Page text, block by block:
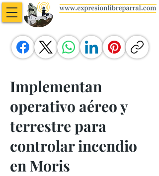
Implementan
operativo aéreo y
terrestre para
controlar incendio
en Moris